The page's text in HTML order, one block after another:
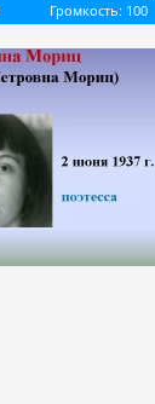
Громкость: 100